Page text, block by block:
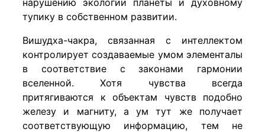
тупику в собственном развитии.
Вишудха-чакра, связанная с интеллектом
контролирует создаваемые умом элементалы
в соответствие с законами гармонии
вселенной. Хотя чувства всегда
притягиваются к объектам чувств подобно
железу и магниту, а ум тут же получает
соответствующую информацию, тем не